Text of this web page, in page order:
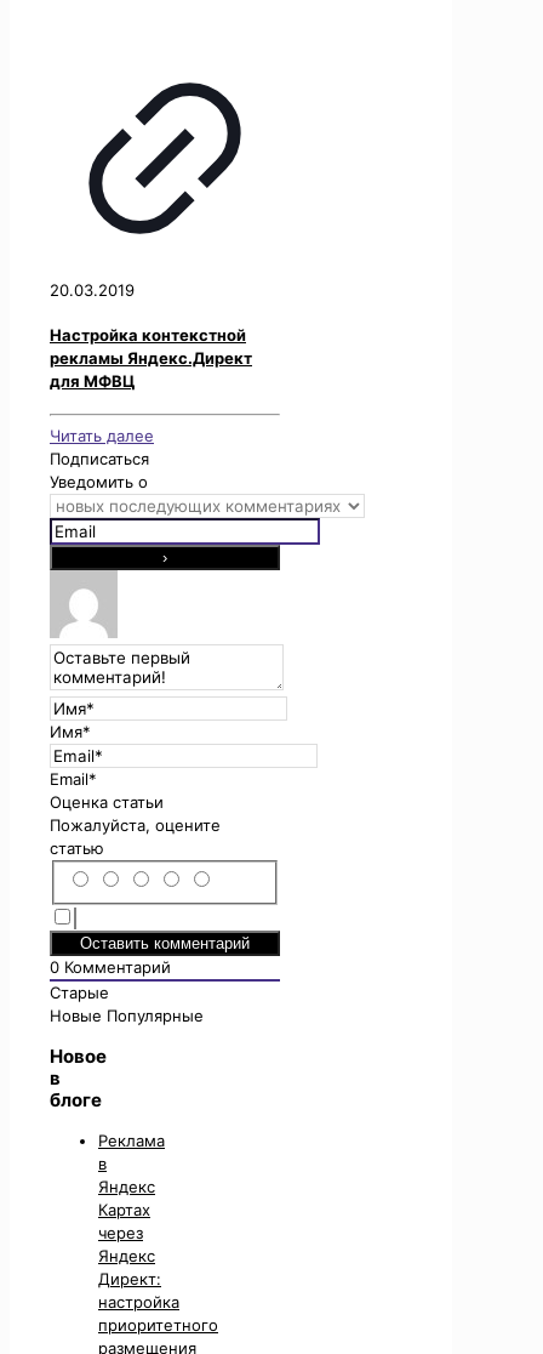
20.03.2019
Настройка контекстной
рекламы Яндекс.Директ
для МФВЦ
Читать далее
Подписаться
Уведомить о
Имя*
Email*
Оценка статьи
Пожалуйста, оцените
статью
0 Комментарий
Старые
Новые Популярные
Новое
в
блоге
Реклама
в
Яндекс
Картах
через
Яндекс
Директ:
настройка
приоритетного
размещения